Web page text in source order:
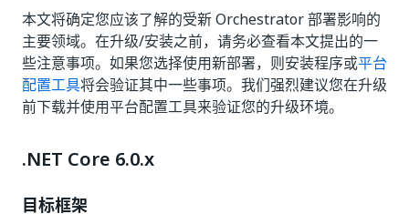
本文将确定您应该了解的受新 Orchestrator 部署影响的
主要领域。在升级/安装之前，请务必查看本文提出的一
些注意事项。如果您选择使用新部署，则安装程序或平台
配置工具将会验证其中一些事项。我们强烈建议您在升级
前下载并使用平台配置工具来验证您的升级环境。
.NET Core 6.0.x
目标框架